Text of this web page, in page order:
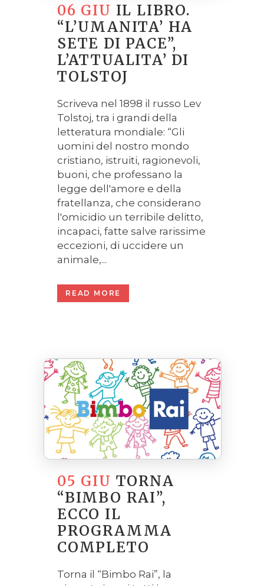
06 GIU IL LIBRO.
“L’UMANITA’ HA
SETE DI PACE”,
L’ATTUALITA’ DI
TOLSTOJ
Scriveva nel 1898 il russo Lev
Tolstoj, tra i grandi della
letteratura mondiale: “Gli
uomini del nostro mondo
cristiano, istruiti, ragionevoli,
buoni, che professano la
legge dell'amore e della
fratellanza, che considerano
l'omicidio un terribile delitto,
incapaci, fatte salve rarissime
eccezioni, di uccidere un
animale,...
READ MORE
05 GIU TORNA
“BIMBO RAI”,
ECCO IL
PROGRAMMA
COMPLETO
Torna il “Bimbo Rai”, la